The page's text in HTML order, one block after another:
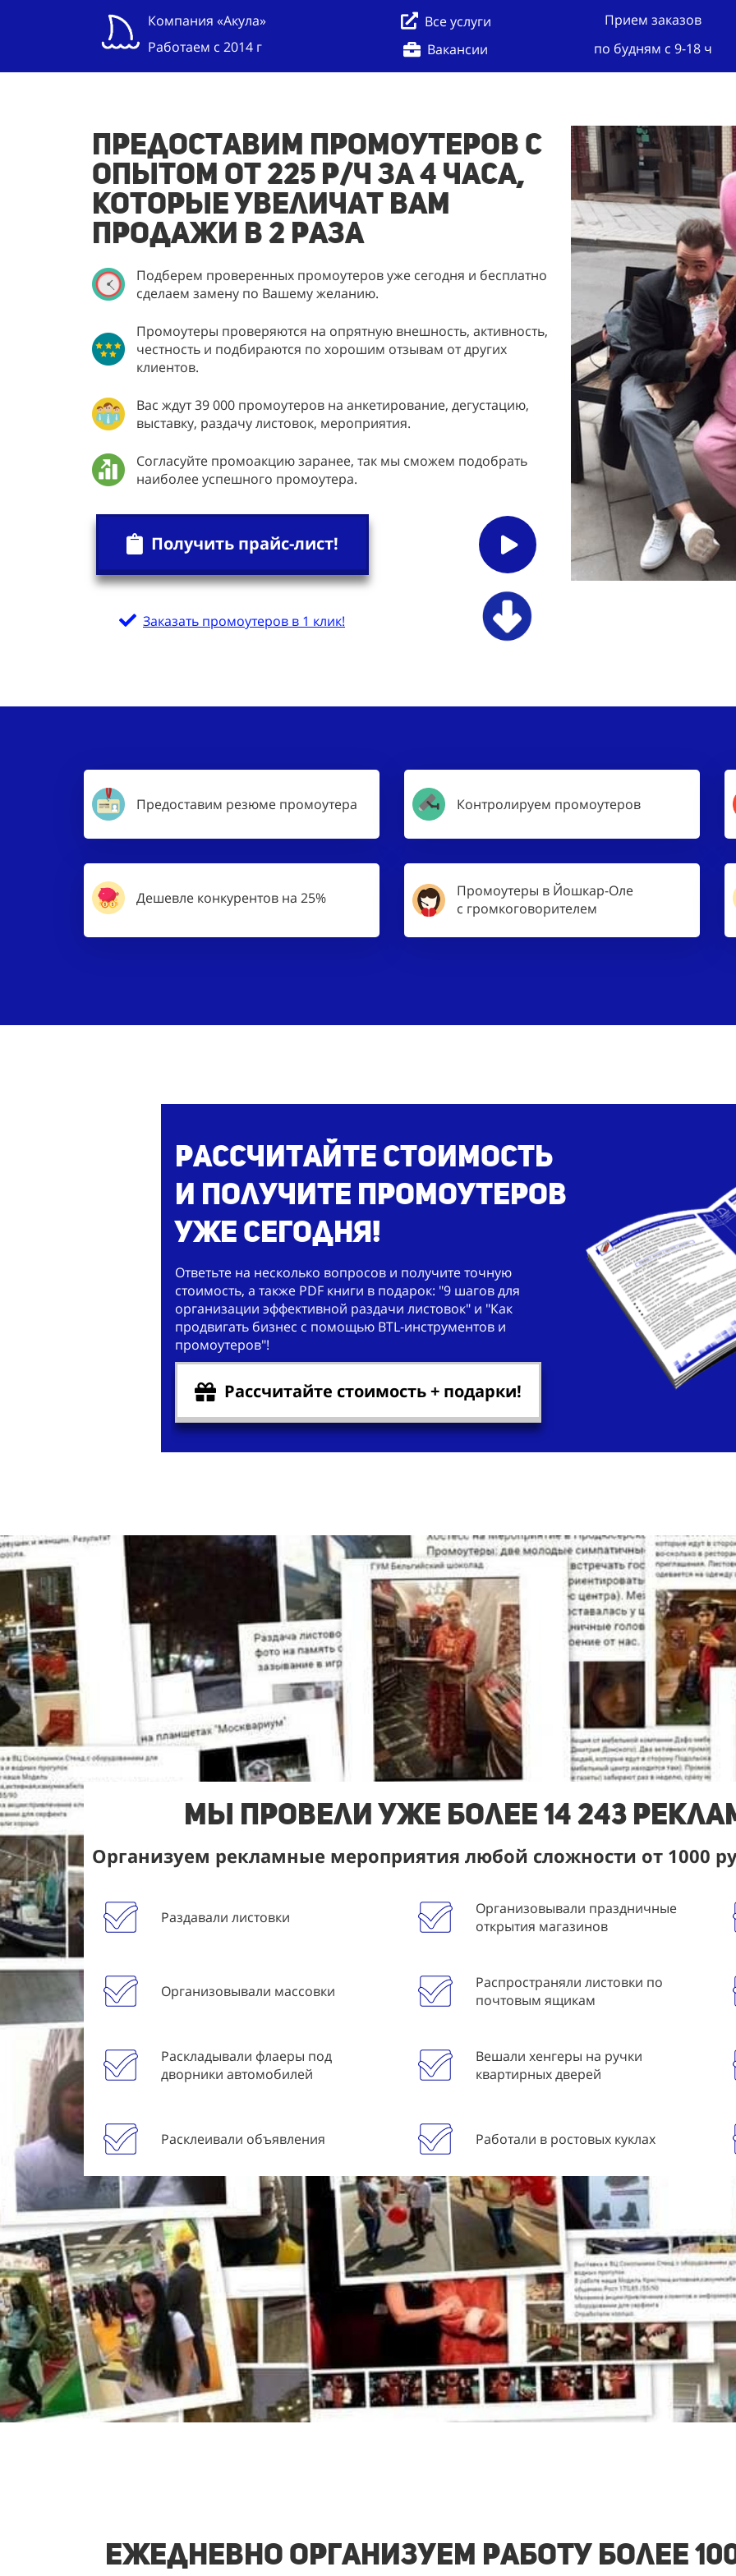
Компания «Акула»
Работаем с 2014 г
Все услуги
Вакансии
Прием заказов
по будням с 9-18 ч
Предоставим промоутеров с
опытом от 225 р/ч за 4 часа,
которые увеличат Вам
продажи в 2 раза
Подберем проверенных промоутеров уже сегодня и бесплатно
сделаем замену по Вашему желанию.
Промоутеры проверяются на опрятную внешность, активность,
честность и подбираются по хорошим отзывам от других
клиентов.
Вас ждут 39 000 промоутеров на анкетирование, дегустацию,
выставку, раздачу листовок, мероприятия.
Согласуйте промоакцию заранее, так мы сможем подобрать
наиболее успешного промоутера.
Получить прайс-лист!
Заказать промоутеров в 1 клик!
Предоставим резюме промоутера Контролируем промоутеров
Дешевле конкурентов на 25%
Промоутеры в Йошкар-Оле
с громкоговорителем
Рассчитайте стоимость
и получите промоутеров
уже сегодня!
Ответьте на несколько вопросов и получите точную
стоимость, а также PDF книги в подарок: "9 шагов для
организации эффективной раздачи листовок" и "Как
продвигать бизнес с помощью BTL-инструментов и
промоутеров"!
Рассчитайте стоимость + подарки!
Мы Провели уже более 14 243
Организуем рекламные мероприятия любой сложности от 1000
Раздавали листовки
Организовывали праздничные
открытия магазинов
Организовывали массовки
Распространяли листовки по
почтовым ящикам
Раскладывали флаеры под
дворники автомобилей
Вешали хенгеры на ручки
квартирных дверей
Расклеивали объявления Работали в ростовых куклах
Ежедневно организуем работу более